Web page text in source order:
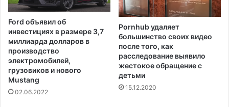
с
м
о
л
е
т
а
в
с
у
ж
а
щ
и
х
с
Ford объявил об
инвестициях в размере 3,7
миллиарда долларов в
производство
электромобилей,
грузовиков и нового
Mustang
02.06.2022
Pornhub удаляет
большинство своих видео
после того, как
расследование выявило
жестокое обращение с
детьми
15.12.2020